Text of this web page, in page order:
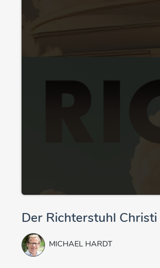
Der Richterstuhl Christi
MICHAEL HARDT